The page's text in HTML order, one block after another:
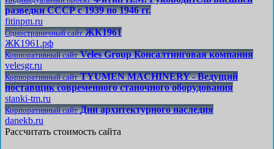
разведки СССР с 1939 по 1946 гг.
fitinpm.ru
Одностраничный сайт ЖК1961
ЖК1961.рф
Корпоративный сайт Veles Group Консалтинговая компания
velesgr.ru
Корпоративный сайт TYUMEN MACHINERY - Ведущий
поставщик современного станочного оборудования
stanki-tm.ru
Корпоративный сайт Дни архитектурного наследия
danekb.ru
Рассчитать стоимость сайта